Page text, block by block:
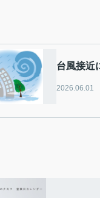
台風接近
2026.06.01